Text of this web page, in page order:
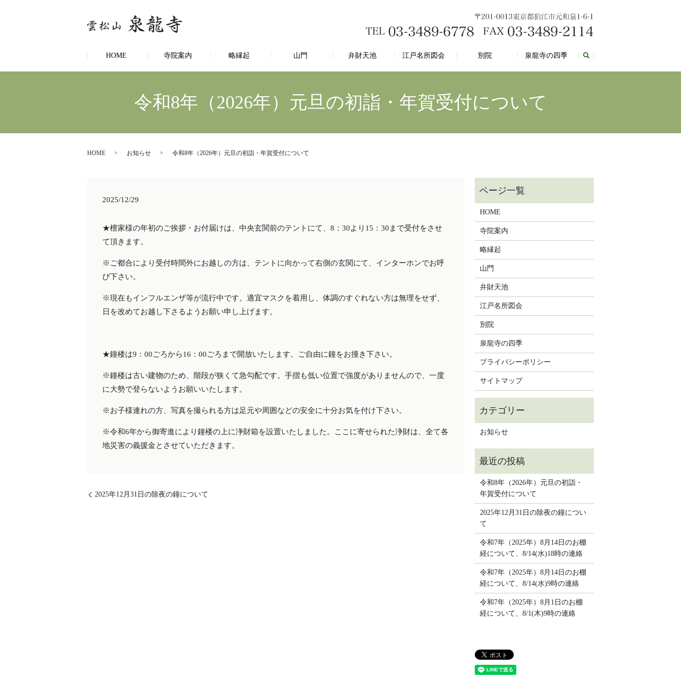
HOME 寺院案内 略縁起 山門 弁財天池 江戸名所図会 別院 泉龍寺の四季
令和8年（2026年）元旦の初詣・年賀受付について
HOME お知らせ 令和8年（2026年）元旦の初詣・年賀受付について
2025/12/29
★檀家様の年初のご挨拶・お付届けは、中央玄関前のテントにて、8：30より15：30まで受付をさせ
て頂きます。
※ご都合により受付時間外にお越しの方は、テントに向かって右側の玄関にて、インターホンでお呼
び下さい。
※現在もインフルエンザ等が流行中です。適宜マスクを着用し、体調のすぐれない方は無理をせず、
日を改めてお越し下さるようお願い申し上げます。
★鐘楼は9：00ごろから16：00ごろまで開放いたします。ご自由に鐘をお撞き下さい。
※鐘楼は古い建物のため、階段が狭くて急勾配です。手摺も低い位置で強度がありませんので、一度
に大勢で登らないようお願いいたします。
※お子様連れの方、写真を撮られる方は足元や周囲などの安全に十分お気を付け下さい。
※令和6年から御寄進により鐘楼の上に浄財箱を設置いたしました。ここに寄せられた浄財は、全て各
地災害の義援金とさせていただきます。
2025年12月31日の除夜の鐘について
HOME
寺院案内
略縁起
山門
弁財天池
江戸名所図会
別院
泉龍寺の四季
プライバシーポリシー
サイトマップ
お知らせ
令和8年（2026年）元旦の初詣・
年賀受付について
2025年12月31日の除夜の鐘につい
て
令和7年（2025年）8月14日のお棚
経について、8/14(水)18時の連絡
令和7年（2025年）8月14日のお棚
経について、8/14(水)9時の連絡
令和7年（2025年）8月1日のお棚
経について、8/1(木)9時の連絡